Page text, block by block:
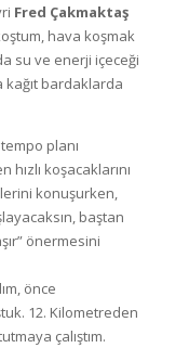
Fred Çakmaktaş
hava koşmak
su ve enerji içeceği
kağıt bardaklarda
planı
koşacaklarını
konuşurken,
baştan
önermesini
önce
12. Kilometreden
çalıştım.